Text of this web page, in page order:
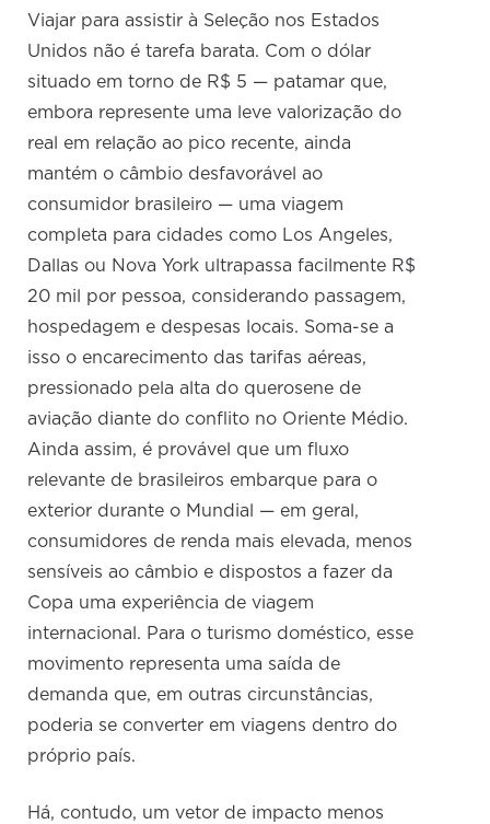
Viajar para assistir à Seleção nos Estados
Unidos não é tarefa barata. Com o dólar
situado em torno de R$ 5 — patamar que,
embora represente uma leve valorização do
real em relação ao pico recente, ainda
mantém o câmbio desfavorável ao
consumidor brasileiro — uma viagem
completa para cidades como Los Angeles,
Dallas ou Nova York ultrapassa facilmente R$
20 mil por pessoa, considerando passagem,
hospedagem e despesas locais. Soma-se a
isso o encarecimento das tarifas aéreas,
pressionado pela alta do querosene de
aviação diante do conflito no Oriente Médio.
Ainda assim, é provável que um fluxo
relevante de brasileiros embarque para o
exterior durante o Mundial — em geral,
consumidores de renda mais elevada, menos
sensíveis ao câmbio e dispostos a fazer da
Copa uma experiência de viagem
internacional. Para o turismo doméstico, esse
movimento representa uma saída de
demanda que, em outras circunstâncias,
poderia se converter em viagens dentro do
próprio país.
Há, contudo, um vetor de impacto menos